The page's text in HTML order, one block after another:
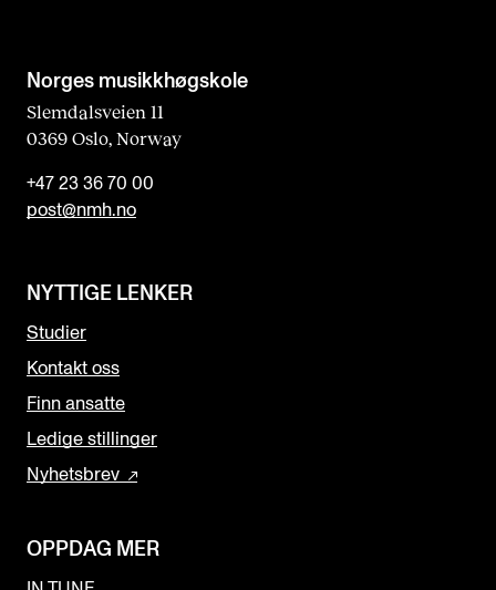
Norges musikk­høgskole
Slemdalsveien 11
0369 Oslo, Norway
+47 23 36 70 00
post@nmh.no
NYTTIGE LENKER
Studier
Kontakt oss
Finn ansatte
Ledige stillinger
Nyhetsbrev
OPPDAG MER